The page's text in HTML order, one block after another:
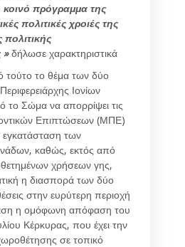
κοινό πρόγραμμα της
πολιτικές χροιές της
πολιτικής
»δήλωσε χαρακτηριστικά
τούτο το θέμα των δύο
Ιονίων
Σώμα να απορρίψει τις
Επιπτώσεων (ΜΠΕ)
εγκατάσταση των
καθώς, εκτός από
χρήσεων γης,
η διασπορά των δύο
στην ευρύτερη περιοχή
η ομόφωνη απόφαση του
Κέρκυρας, που έχει την
σε τοπικό